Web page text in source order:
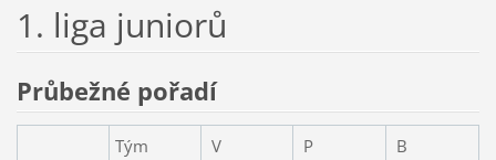
1. liga juniorů
Průbežné pořadí
Tým V P B